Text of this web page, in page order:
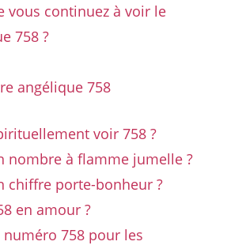
vous continuez à voir le
758 ?
angélique 758
voir 758 ?
nombre à flamme jumelle ?
chiffre porte-bonheur ?
en amour ?
758 pour les